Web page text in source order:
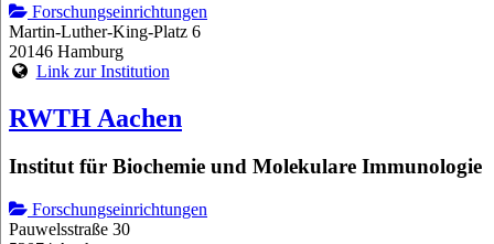
Forschungseinrichtungen
Martin-Luther-King-Platz 6
20146 Hamburg
Link zur Institution
RWTH Aachen
Institut für Biochemie und Molekulare Immunologie
Forschungseinrichtungen
Pauwelsstraße 30